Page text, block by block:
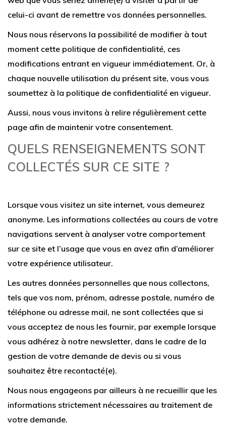
celui-ci avant de remettre vos données personnelles.
Nous nous réservons la possibilité de modifier à tout
moment cette politique de confidentialité, ces
modifications entrant en vigueur immédiatement. Or, à
chaque nouvelle utilisation du présent site, vous vous
soumettez à la politique de confidentialité en vigueur.
Aussi, nous vous invitons à relire régulièrement cette
page afin de maintenir votre consentement.
QUELS RENSEIGNEMENTS SONT
COLLECTÉS SUR CE SITE ?
Lorsque vous visitez un site internet, vous demeurez
anonyme. Les informations collectées au cours de votre
navigations servent à analyser votre comportement
sur ce site et l’usage que vous en avez afin d’améliorer
votre expérience utilisateur.
Les autres données personnelles que nous collectons,
tels que vos nom, prénom, adresse postale, numéro de
téléphone ou adresse mail, ne sont collectées que si
vous acceptez de nous les fournir, par exemple lorsque
vous adhérez à notre newsletter, dans le cadre de la
gestion de votre demande de devis ou si vous
souhaitez être recontacté(e).
Nous nous engageons par ailleurs à ne recueillir que les
informations strictement nécessaires au traitement de
votre demande.